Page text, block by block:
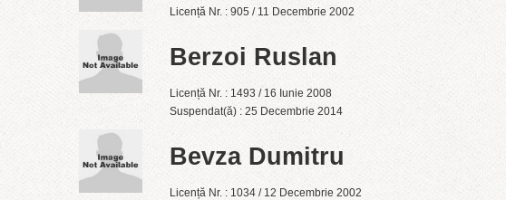
Licență Nr. : 905 / 11 Decembrie 2002
Berzoi Ruslan
Licență Nr. : 1493 / 16 Iunie 2008
Suspendat(ă) : 25 Decembrie 2014
Bevza Dumitru
Licență Nr. : 1034 / 12 Decembrie 2002